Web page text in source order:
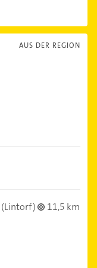
AUS DER REGION
(Lintorf)
11,5 km